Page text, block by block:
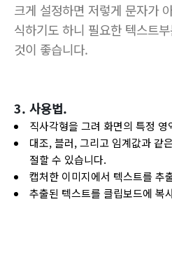
크게 설정하면 저렇게 문자가
식하기도 하니 필요한 텍스트
것이 좋습니다.
3. 사용법.
직사각형을 그려 화면의 특정 영
대조, 블러, 그리고 임계값과 같
절할 수 있습니다.
캡처한 이미지에서 텍스트를 추
추출된 텍스트를 클립보드에 복